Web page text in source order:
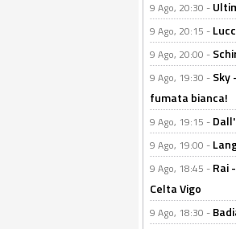
9 Ago, 20:30 -
9 Ago, 20:15 -
9 Ago, 20:00 -
9 Ago, 19:30 - Sky
fumata bianca!
9 Ago, 19:15 -
9 Ago, 19:00 -
9 Ago, 18:45 - Rai
Celta Vigo
9 Ago, 18:30 -